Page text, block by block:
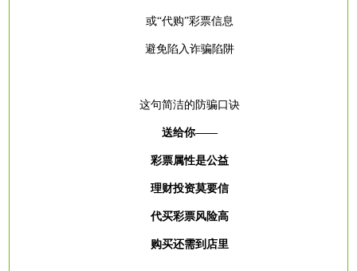
或“代购”彩票信息
避免陷入诈骗陷阱
这句简洁的防骗口诀
送给你——
彩票属性是公益
理财投资莫要信
代买彩票风险高
购买还需到店里